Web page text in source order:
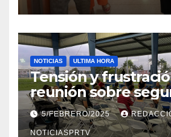
NOTICIAS ULTIMA HORA
Tensión y
reunión sobre
Reparto
5/FEBRERO/2025
NOTICIASPRTV